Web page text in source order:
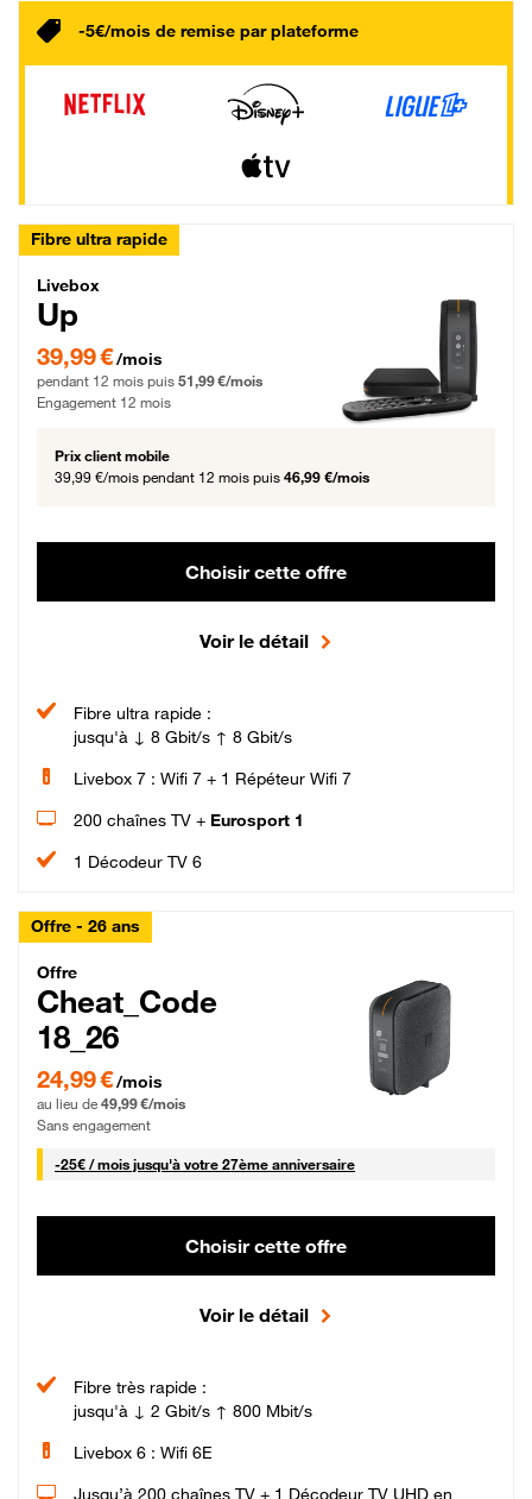
-5€/mois de remise par plateforme
Fibre ultra rapide
Livebox Up Fibre
Livebox
Up
39,99 € par mois pendant 12 mois puis 51,99 € par mois, Engagement 12 mois
39,99 €/mois
pendant 12 mois puis 51,99 €/mois
Engagement 12 mois
Prix client mobile
39,99 €/mois pendant 12 mois puis 46,99 €/mois
Choisir cette offre
Voir le détail
Fibre ultra rapide :
jusqu'à ↓ 8 Gbit/s ↑ 8 Gbit/s
Livebox 7 : Wifi 7 + 1 Répéteur Wifi 7
200 chaînes TV + Eurosport 1
1 Décodeur TV 6
Offre - 26 ans
Cheat_Code Fibre_18_26
Offre
Cheat_Code
18_26
24,99 € par mois pendant 0 mois puis 49,99 € par mois, Sans engagement
24,99 €/mois
au lieu de 49,99 €/mois
Sans engagement
-25€ / mois25 € par mois
jusqu'à votre 27ème anniversaire
Choisir cette offre
Voir le détail
Fibre très rapide :
jusqu'à ↓ 2 Gbit/s ↑ 800 Mbit/s
Livebox 6 : Wifi 6E
Jusqu’à 200 chaînes TV + 1 Décodeur TV UHD en